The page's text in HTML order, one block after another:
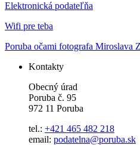
Elektronická podateľňa
Wifi pre teba
Poruba očami fotografa Miroslava
Kontakty
Obecný úrad
Poruba č. 95
972 11 Poruba
tel.: +421 465 482 218
email: podatelna@poruba.sk